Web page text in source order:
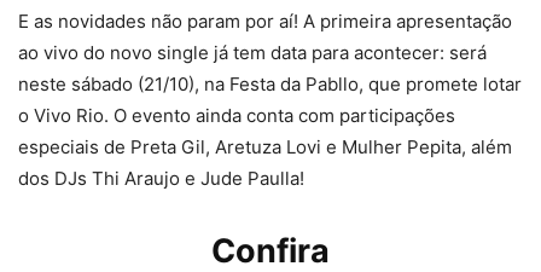
E as novidades não param por aí! A primeira apresentação
ao vivo do novo single já tem data para acontecer: será
neste sábado (21/10), na Festa da Pabllo, que promete lotar
o Vivo Rio. O evento ainda conta com participações
especiais de Preta Gil, Aretuza Lovi e Mulher Pepita, além
dos DJs Thi Araujo e Jude Paulla!
Confira